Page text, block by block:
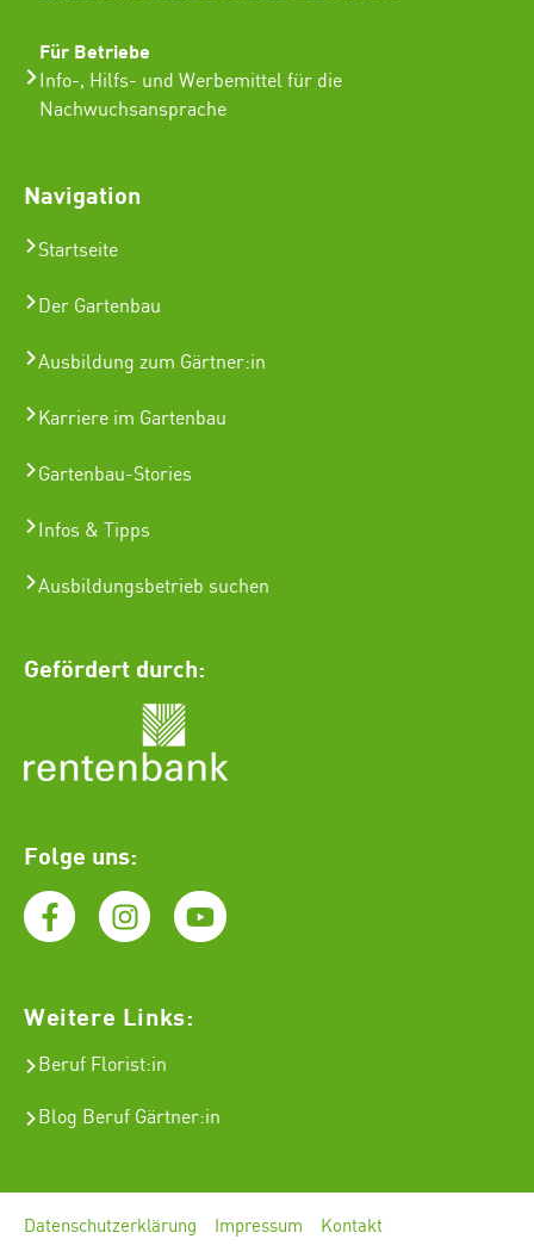
Für Betriebe
Info-, Hilfs- und Werbemittel für die
Nachwuchsansprache
Navigation
Startseite
Der Gartenbau
Ausbildung zum Gärtner:in
Karriere im Gartenbau
Gartenbau-Stories
Infos & Tipps
Ausbildungsbetrieb suchen
Gefördert durch:
Folge uns:
Weitere Links:
Beruf Florist:in
Blog Beruf Gärtner:in
Datenschutzerklärung Impressum Kontakt